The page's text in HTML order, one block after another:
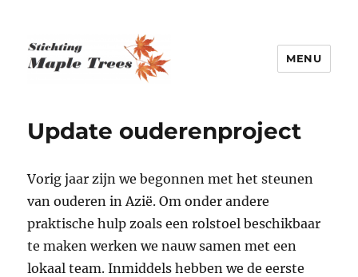
MENU
Update ouderenproject
Vorig jaar zijn we begonnen met het steunen
van ouderen in Azië. Om onder andere
praktische hulp zoals een rolstoel beschikbaar
te maken werken we nauw samen met een
lokaal team. Inmiddels hebben we de eerste